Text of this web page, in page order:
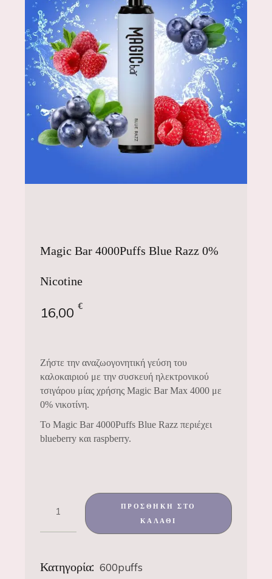
Magic Bar 4000Puffs Blue Razz 0%
Nicotine
16,00€
Ζήστε την αναζωογονητική γεύση του
καλοκαιριού με την συσκευή ηλεκτρονικού
τσιγάρου μίας χρήσης Magic Bar Max 4000 με
0% νικοτίνη.
To Magic Bar 4000Puffs Blue Razz περιέχει
blueberry και raspberry.
ΠΡΟΣΘΉΚΗ ΣΤΟ
ΚΑΛΆΘΙ
Κατηγορία: 600puffs